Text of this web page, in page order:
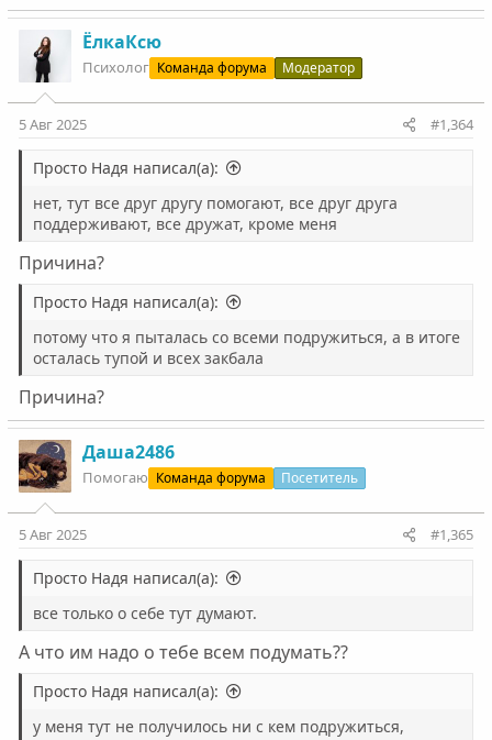
ЁлкаКсю
Психолог Команда форума Модератор
5 Авг 2025 #1,364
Просто Надя написал(а):
нет, тут все друг другу помогают, все друг друга
поддерживают, все дружат, кроме меня
Причина?
Просто Надя написал(а):
потому что я пыталась со всеми подружиться, а в итоге
осталась тупой и всех закбала
Причина?
Даша2486
Помогаю Команда форума Посетитель
5 Авг 2025 #1,365
Просто Надя написал(а):
все только о себе тут думают.
А что им надо о тебе всем подумать??
Просто Надя написал(а):
у меня тут не получилось ни с кем подружиться,